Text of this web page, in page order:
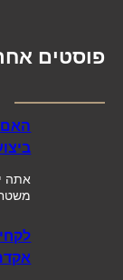
פוסטים
האם
אתה